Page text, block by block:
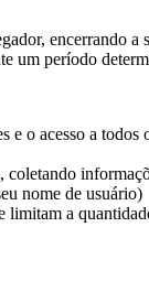
encerrando a
um período
o acesso a
nome de usuário)
a